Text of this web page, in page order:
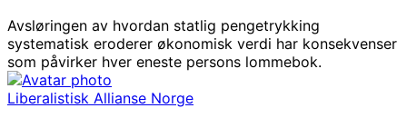
Avsløringen av hvordan statlig pengetrykking
systematisk eroderer økonomisk verdi har konsekvenser
som påvirker hver eneste persons lommebok.
Liberalistisk Allianse Norge